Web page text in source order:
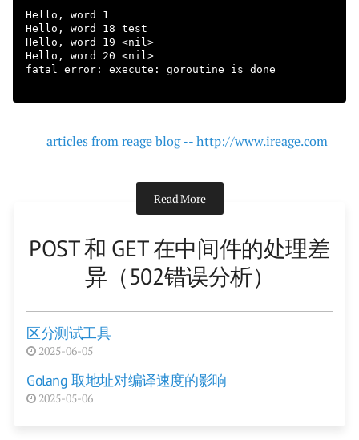
Hello, word 1
Hello, word 18 test
Hello, word 19 <nil>
Hello, word 20 <nil>
fatal error: execute: goroutine is done
articles from reage blog -- http://www.ireage.com
Read More
POST 和 GET 在中间件的处理差
异（502错误分析）
区分测试工具
2025-06-05
Golang 取地址对编译速度的影响
2025-05-06